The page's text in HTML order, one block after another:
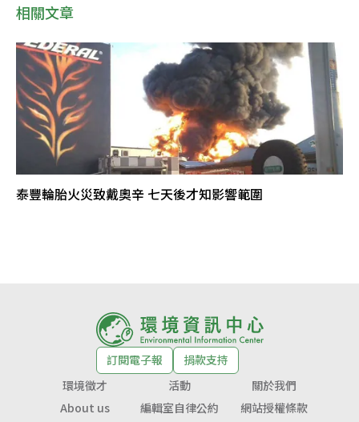
相關文章
泰豐輪胎火災致戴奧辛 七天後才知影響範圍
訂閱電子報
捐款支持
環境徵才
活動
關於我們
About us
編輯室自律公約
網站授權條款